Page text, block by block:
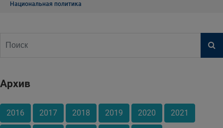
Национальная политика
Архив
2016 2017 2018 2019 2020 2021